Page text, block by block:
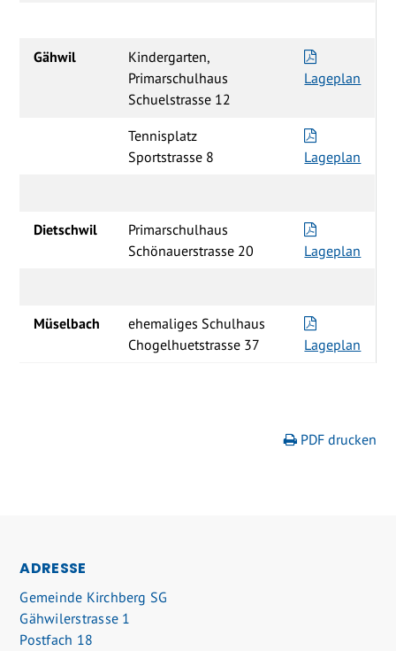
Gähwil
Kindergarten,
Primarschulhaus
Schuelstrasse 12
Lageplan
Tennisplatz
Sportstrasse 8
Lageplan
Dietschwil
Primarschulhaus
Schönauerstrasse 20
Lageplan
Müselbach
ehemaliges Schulhaus
Chogelhuetstrasse 37
Lageplan
PDF drucken
ADRESSE
Gemeinde Kirchberg SG
Gähwilerstrasse 1
Postfach 18